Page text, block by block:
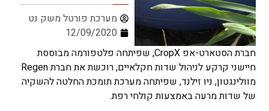
מערכת פורטל משק נט
12/09/2020
חברת הסטארט-אפ CropX, שפיתחה פלטפורמה מבוססת
חיישני קרקע לניהול שדות חקלאיים, רוכשת את חברת Regen
מוולינגטון, ניו זילנד, שפיתחה מערכת תומכת החלטה להשקיה
של שדות מרעה באמצעות קולחי רפת.